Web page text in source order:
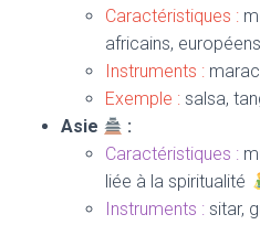
Caractéristiques :
africains,
Instruments :
Exemple : salsa,
Asie
:
Caractéristiques :
liée à la spiritualité
Instruments : sitar,